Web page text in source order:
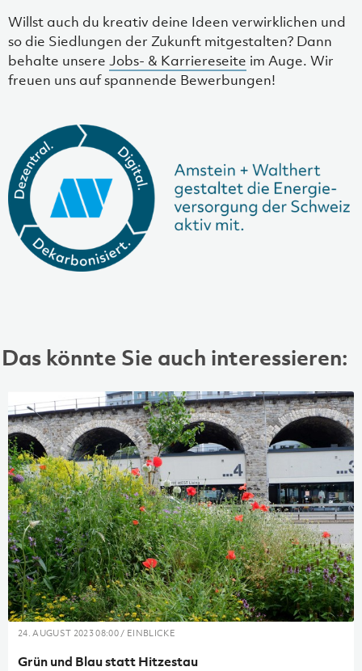
Willst auch du kreativ deine Ideen verwirklichen und
so die Siedlungen der Zukunft mitgestalten? Dann
behalte unsere Jobs- & Karriereseite im Auge. Wir
freuen uns auf spannende Bewerbungen!
Das könnte Sie auch interessieren:
24. AUGUST 2023 08:00 / EINBLICKE
Grün und Blau statt Hitzestau